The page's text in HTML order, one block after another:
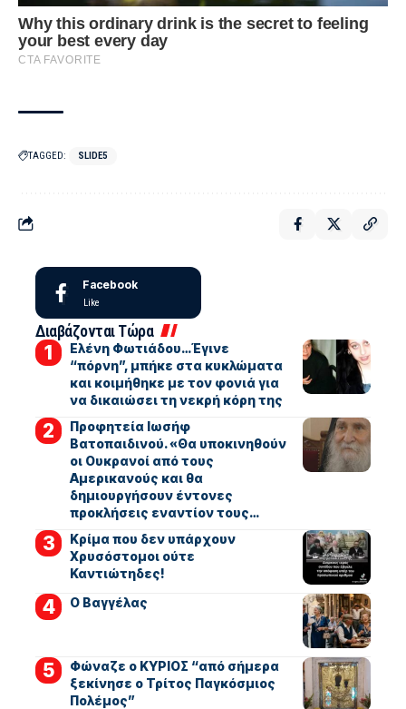
TAGGED: SLIDE5
Facebook
Like
Διαβάζονται Τώρα
Ελένη Φωτιάδου…Έγινε
“πόρνη”, μπήκε στα κυκλώματα
και κοιμήθηκε με τον φονιά για
να δικαιώσει τη νεκρή κόρη της
Προφητεία Ιωσήφ
Βατοπαιδινού. «Θα υποκινηθούν
οι Ουκρανοί από τους
Αμερικανούς και θα
δημιουργήσουν έντονες
προκλήσεις εναντίον τους…
Κρίμα που δεν υπάρχουν
Χρυσόστομοι ούτε
Καντιώτηδες!
Ο Βαγγέλας
Φώναζε ο ΚΥΡΙΟΣ “από σήμερα
ξεκίνησε ο Τρίτος Παγκόσμιος
Πολέμος”